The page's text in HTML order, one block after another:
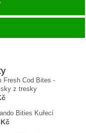
Fresh Cod Bites -
z tresky
Bities Kuřecí